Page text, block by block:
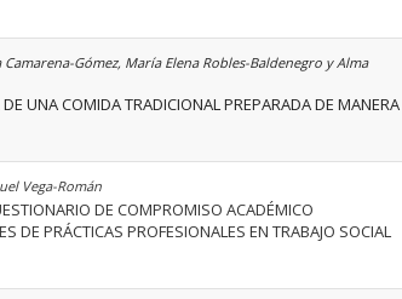
Gómez, María Elena Robles-Baldenegro y Alma
UNA COMIDA TRADICIONAL PREPARADA DE MANERA
Vega-Román
DE COMPROMISO ACADÉMICO
DE PRÁCTICAS PROFESIONALES EN TRABAJO SOCIAL